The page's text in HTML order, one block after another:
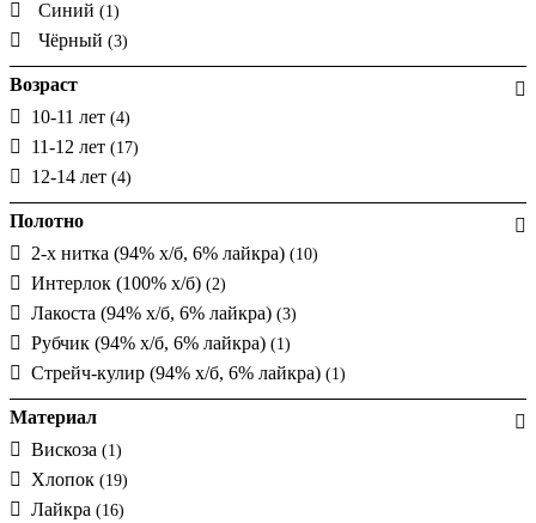
Синий (1)
Чёрный (3)
Возраст
10-11 лет (4)
11-12 лет (17)
12-14 лет (4)
Полотно
2-х нитка (94% х/б, 6% лайкра) (10)
Интерлок (100% х/б) (2)
Лакоста (94% х/б, 6% лайкра) (3)
Рубчик (94% х/б, 6% лайкра) (1)
Стрейч-кулир (94% х/б, 6% лайкра) (1)
Материал
Вискоза (1)
Хлопок (19)
Лайкра (16)